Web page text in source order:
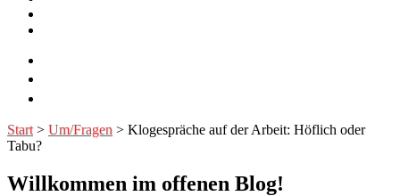
Start > Um/Fragen > Klogespräche auf der Arbeit: Höflich oder
Tabu?
Willkommen im offenen Blog!